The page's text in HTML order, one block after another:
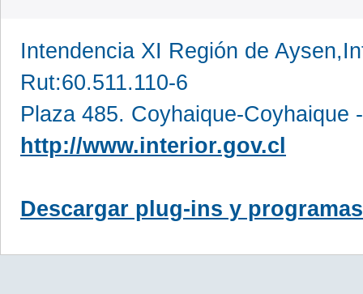
Intendencia XI Región de
Rut:60.511.110-6
Plaza 485. Coyhaique-Coyhaique
http://www.interior.gov.cl
Descargar plug-ins y